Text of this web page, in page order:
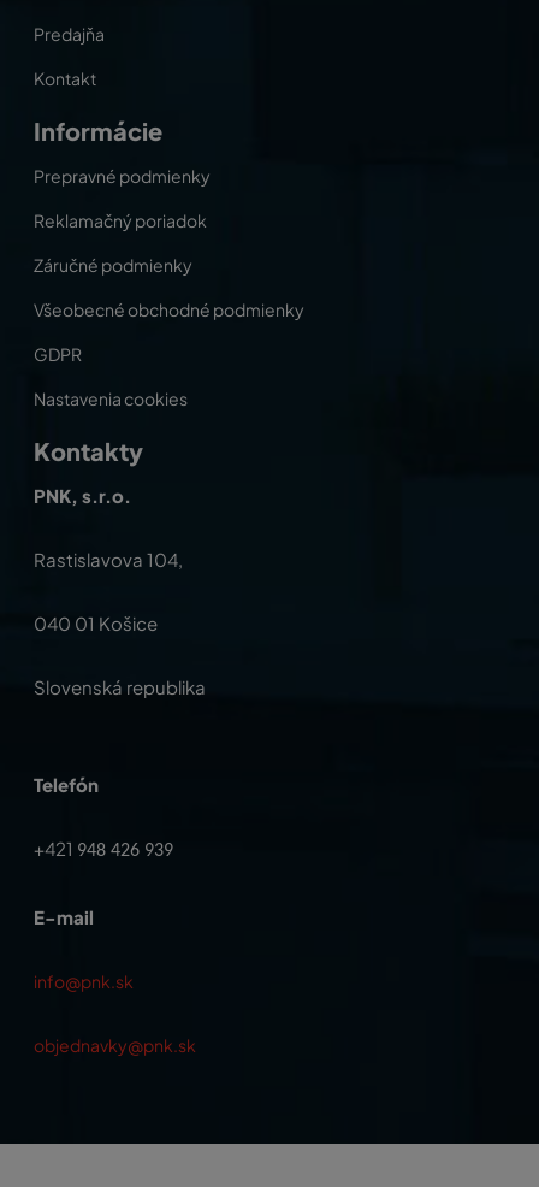
Predajňa
Kontakt
Informácie
Prepravné podmienky
Reklamačný poriadok
Záručné podmienky
Všeobecné obchodné podmienky
GDPR
Nastavenia cookies
Kontakty
PNK, s.r.o.
Rastislavova 104,
040 01 Košice
Slovenská republika
Telefón
+421 948 426 939
E-mail
info@pnk.sk
objednavky@pnk.sk